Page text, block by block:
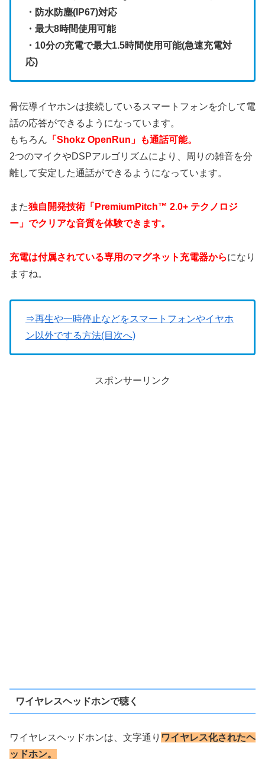
・防水防塵(IP67)対応
・最大8時間使用可能
・10分の充電で最大1.5時間使用可能(急速充電対
応)
骨伝導イヤホンは接続しているスマートフォンを介して電
話の応答ができるようになっています。
もちろん 「Shokz OpenRun」も通話可能。
2つのマイクやDSPアルゴリズムにより、周りの雑音を分
離して安定した通話ができるようになっています。
また独自開発技術「PremiumPitch™ 2.0+ テクノロジ
ー」でクリアな音質を体験できます。
充電は付属されている専用のマグネット充電器からになり
ますね。
⇒再生や一時停止などをスマートフォンやイヤホ
ン以外でする方法(目次へ)
スポンサーリンク
ワイヤレスヘッドホンで聴く
ワイヤレスヘッドホンは、文字通り ワイヤレス化されたヘ
ッドホン。